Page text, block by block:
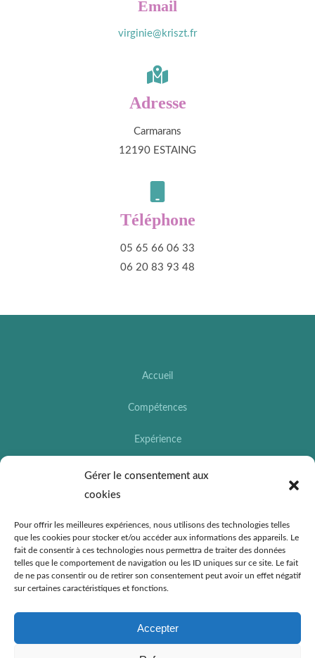
Gérer le consentement aux
cookies
Pour offrir les meilleures expériences, nous utilisons des technologies telles
que les cookies pour stocker et/ou accéder aux informations des appareils. Le
fait de consentir à ces technologies nous permettra de traiter des données
telles que le comportement de navigation ou les ID uniques sur ce site. Le fait
de ne pas consentir ou de retirer son consentement peut avoir un effet négatif
sur certaines caractéristiques et fonctions.
Accepter
Email
virginie@kriszt.fr
Adresse
Carmarans
12190 ESTAING
Téléphone
05 65 66 06 33
06 20 83 93 48
Accueil
Compétences
Expérience
Formations
Contact
Mentions légales